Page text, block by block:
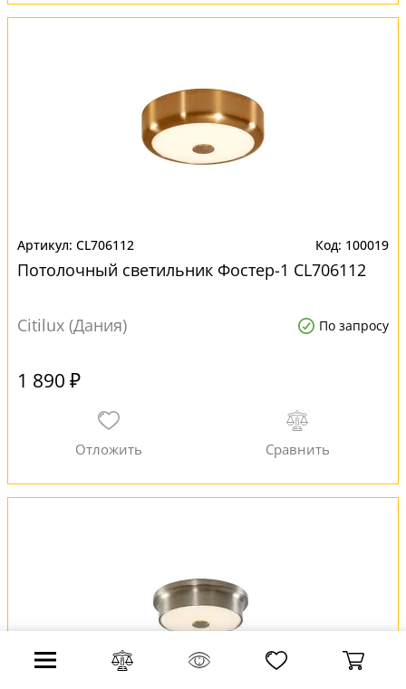
CL706112 100019
Потолочный светильник Фостер-1 CL706112
Citilux (Дания) По запросу
1 890 ₽